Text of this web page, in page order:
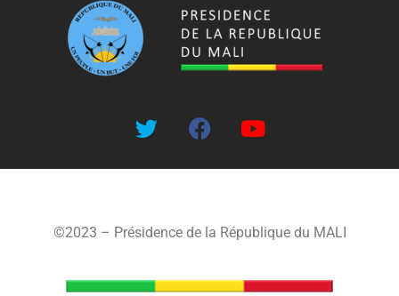
©2023 – Présidence de la République du MALI